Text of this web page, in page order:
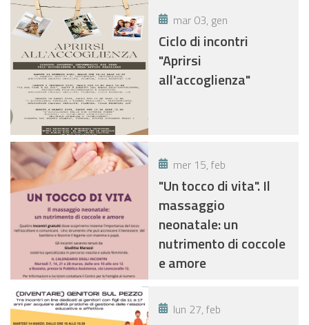
mar 03, gen
Ciclo di incontri
"Aprirsi
all'accoglienza"
mer 15, feb
"Un tocco di vita". Il
massaggio
neonatale: un
nutrimento di coccole
e amore
lun 27, feb